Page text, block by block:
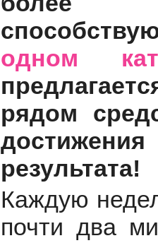
одном
рядом
результата!
Каждую
почти два